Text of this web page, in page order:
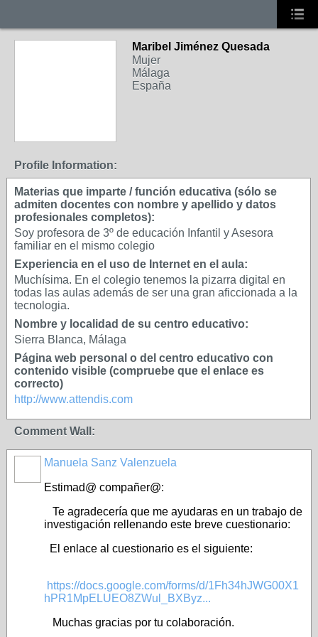
Maribel Jiménez Quesada
Mujer
Málaga
España
Profile Information:
Materias que imparte / función educativa (sólo se
admiten docentes con nombre y apellido y datos
profesionales completos):
Soy profesora de 3º de educación Infantil y Asesora
familiar en el mismo colegio
Experiencia en el uso de Internet en el aula:
Muchísima. En el colegio tenemos la pizarra digital en
todas las aulas además de ser una gran aficcionada a la
tecnologia.
Nombre y localidad de su centro educativo:
Sierra Blanca, Málaga
Página web personal o del centro educativo con
contenido visible (compruebe que el enlace es
correcto)
http://www.attendis.com
Comment Wall:
Manuela Sanz Valenzuela
Estimad@ compañer@:
Te agradecería que me ayudaras en un trabajo de
investigación rellenando este breve cuestionario:
El enlace al cuestionario es el siguiente:
https://docs.google.com/forms/d/1Fh34hJWG00X1
hPR1MpELUEO8ZWul_BXByz...
Muchas gracias por tu colaboración.